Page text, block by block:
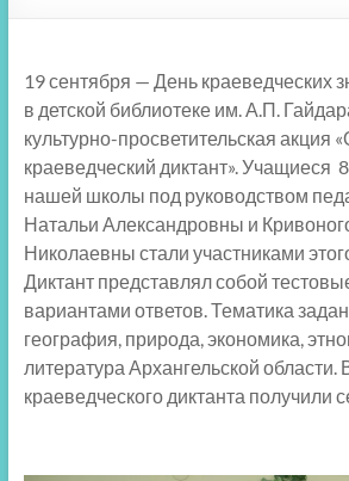
19 сентября — День краеведческих
в детской библиотеке им. А.П.
культурно-просветительская акция
краеведческий диктант». Учащиеся
нашей школы под руководством
Натальи Александровны и
Николаевны стали участниками
Диктант представлял собой
вариантами ответов. Тематика
география, природа, экономика,
литература Архангельской области.
краеведческого диктанта получили